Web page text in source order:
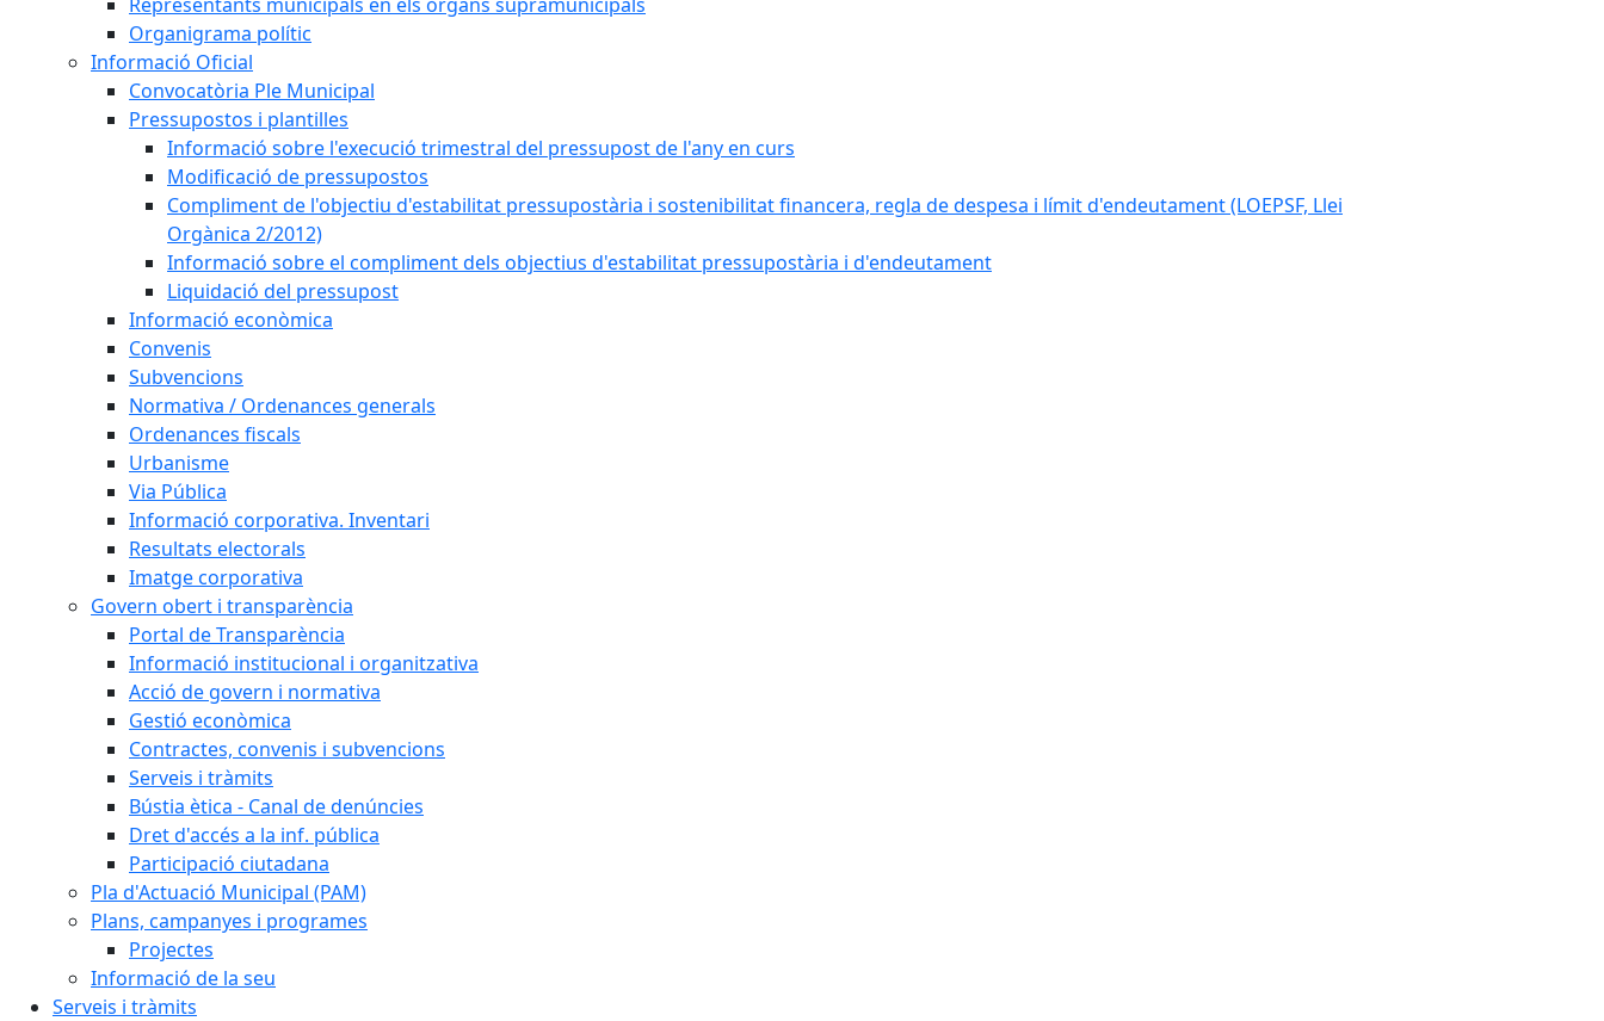
Organigrama polític
Informació Oficial
Convocatòria Ple Municipal
Pressupostos i plantilles
Informació sobre l'execució trimestral del pressupost de l'any en curs
Modificació de pressupostos
Compliment de l'objectiu d'estabilitat pressupostària i sostenibilitat financera, regla de despesa i límit d'endeutament (LOEPSF, Llei
Orgànica 2/2012)
Informació sobre el compliment dels objectius d'estabilitat pressupostària i d'endeutament
Liquidació del pressupost
Informació econòmica
Convenis
Subvencions
Normativa / Ordenances generals
Ordenances fiscals
Urbanisme
Via Pública
Informació corporativa. Inventari
Resultats electorals
Imatge corporativa
Govern obert i transparència
Portal de Transparència
Informació institucional i organitzativa
Acció de govern i normativa
Gestió econòmica
Contractes, convenis i subvencions
Serveis i tràmits
Bústia ètica - Canal de denúncies
Dret d'accés a la inf. pública
Participació ciutadana
Pla d'Actuació Municipal (PAM)
Plans, campanyes i programes
Projectes
Informació de la seu
Serveis i tràmits